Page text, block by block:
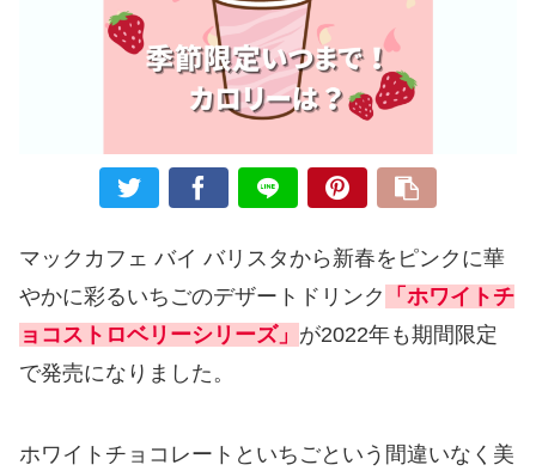
マックカフェ バイ バリスタから新春をピンクに華
やかに彩るいちごのデザートドリンク
「ホワイトチ
ョコストロベリーシリーズ」 が2022年も期間限定
で発売になりました。
ホワイトチョコレートといちごという間違いなく美